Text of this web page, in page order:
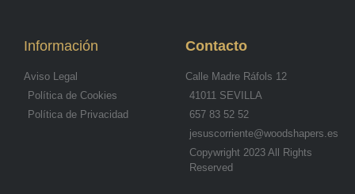
Información
Aviso Legal
Política de Cookies
Política de Privacidad
Contacto
Calle Madre Ráfols 12
41011 SEVILLA
657 83 52 52
jesuscorriente@woodshapers.es
Copywright 2023 All Rights
Reserved